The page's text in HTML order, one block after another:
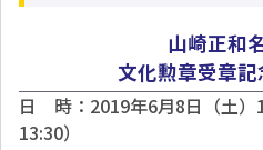
山崎正和
文化勲章受章
日 時：2019年6月8日（土
13:30）